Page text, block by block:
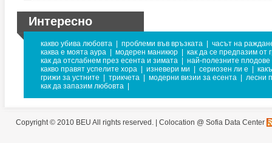
Интересно
какво убива любовта проблеми във връзката
часът на
каква е моята аура
модерен маникюр
как да се предпазим от
как да отслабнем през есента и зимата
най-полезните плодове
какво правят успелите хора
изневери ми сериозен ли е
грижи за устните
трикчета модерни визии за есента
лесни
как да запазим любовта
Copyright © 2010 BEU All rights reserved. | Colocation @ Sofia Data Center